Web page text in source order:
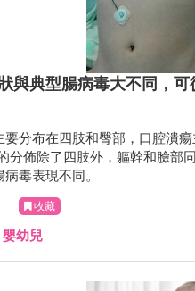
與典型腸病毒大不同，
要分布在四肢和臀部，口腔潰
分佈除了四肢外，軀幹和臉部
毒表現不同。
收藏
嬰幼兒